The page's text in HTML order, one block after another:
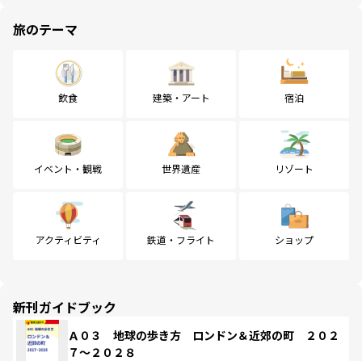
旅のテーマ
飲食 建築・アート 宿泊
イベント・観戦 世界遺産 リゾート
アクティビティ 鉄道・フライト ショップ
新刊ガイドブック
Ａ０３ 地球の歩き方 ロンドン＆近郊の町 ２０２
７～２０２８